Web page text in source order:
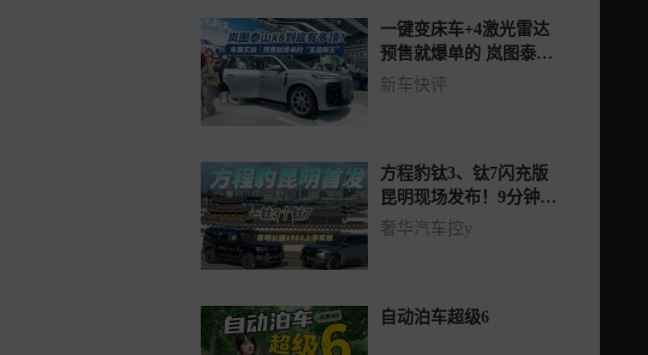
一键变床车+4激光雷达
预售就爆单的 岚图泰山
X8到底有多顶？
新车快评
方程豹钛3、钛7闪充版
昆明现场发布！9分钟闪
充同步干饭，车充满人
奢华汽车控y
自动泊车超级6